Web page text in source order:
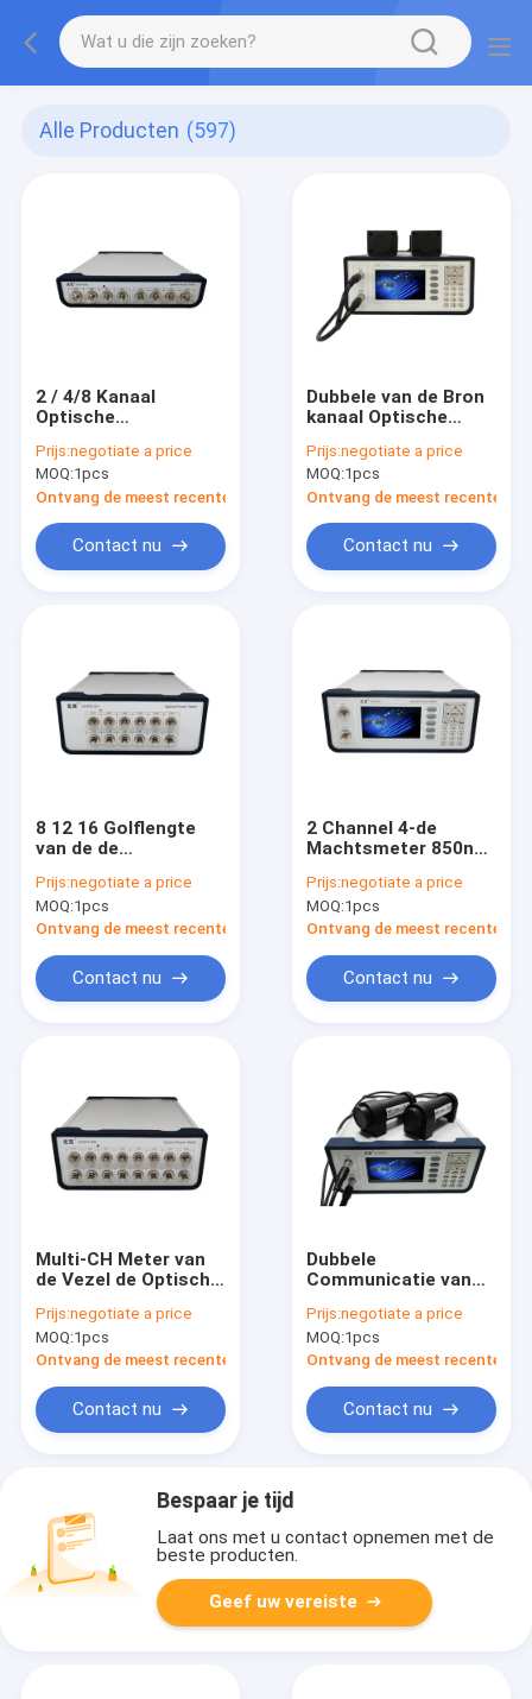
Alle Producten (597)
2 / 4/8 Kanaal
Optische
aan 1700 NM
Prijs:negotiate a price
MOQ:1pcs
Ontvang de meest recente Prijs
Contact nu
Dubbele van de Bron
kanaal Optische
1200nm aan 1610nm
Prijs:negotiate a price
MOQ:1pcs
Ontvang de meest recente
Contact nu
8 12 16 Golflengte
van de de
1610nm
Kaliberbepaling van
de Kanaal de
Prijs:negotiate a price
MOQ:1pcs
Ontvang de meest recente Prijs
Contact nu
2 Channel 4-de
Machtsmeter 850nm
de Kanaal Lichtbron
Prijs:negotiate a price
MOQ:1pcs
Ontvang de meest recente
Contact nu
Multi-CH Meter van
de Vezel de Optische
Laserbron
Prijs:negotiate a price
MOQ:1pcs
Ontvang de meest recente Prijs
Contact nu
Dubbele
Communicatie van
RS232 van de Kanaal
Lichtbron Interface
Prijs:negotiate a price
MOQ:1pcs
Ontvang de meest recente
Contact nu
Bespaar je tijd
Laat ons met u contact opnemen met de
beste producten.
Geef uw vereiste